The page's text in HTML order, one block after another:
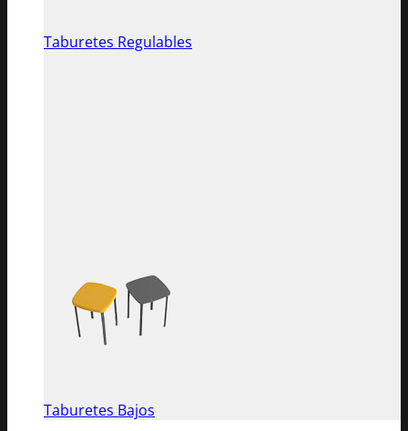
Taburetes Regulables
Taburetes Bajos